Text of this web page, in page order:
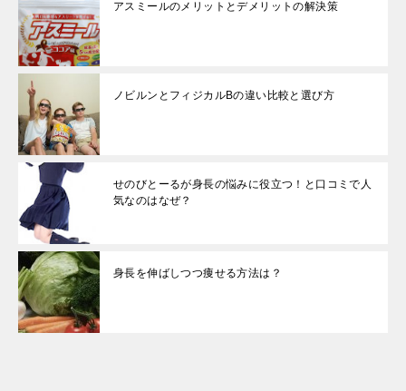
アスミールのメリットとデメリットの解決策
ノビルンとフィジカルBの違い比較と選び方
せのびとーるが身長の悩みに役立つ！と口コミで人
気なのはなぜ？
身長を伸ばしつつ痩せる方法は？